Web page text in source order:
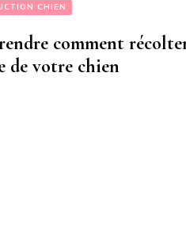
CHIEN
comment
de votre chien